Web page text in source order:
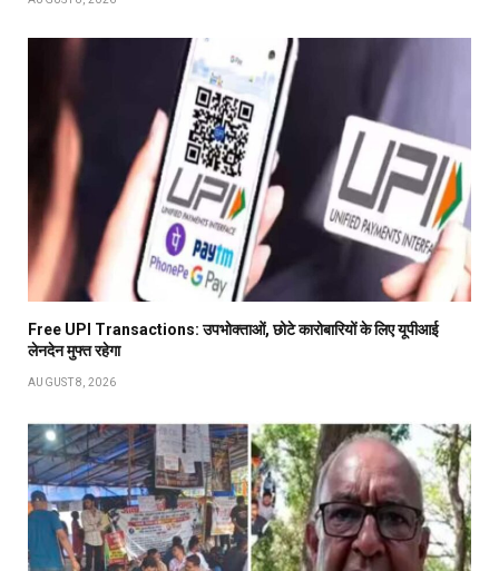
Free UPI Transactions: उपभोक्ताओं, छोटे कारोबारियों के लिए यूपीआई
लेनदेन मुफ्त रहेगा
AUGUST 8, 2026